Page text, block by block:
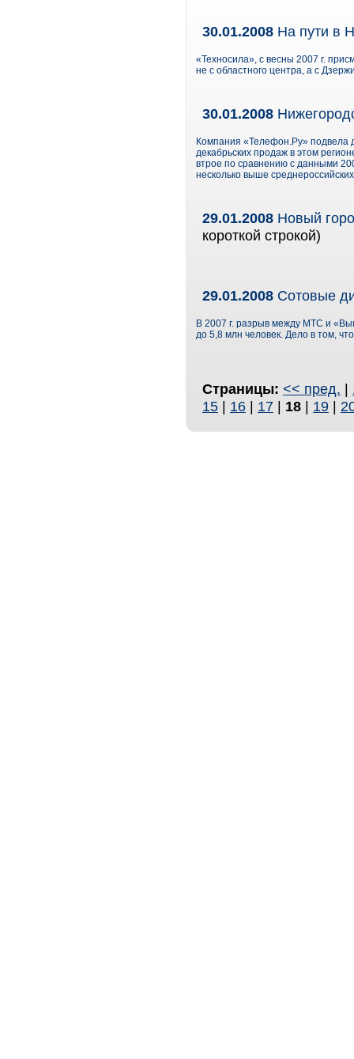
30.01.2008 На пути в
«Техносила», с весны 2007 г.
не с областного центра, а с
30.01.2008
Компания «Телефон.Ру» подвела
декабрьских продаж в этом
втрое по сравнению с данными
несколько выше
29.01.2008 Новый
короткой строкой)
29.01.2008 Сотовые
В 2007 г. разрыв между МТС и
до 5,8 млн человек. Дело в том,
Страницы: << пред. |
15 | 16 | 17 | 18 | 19 |